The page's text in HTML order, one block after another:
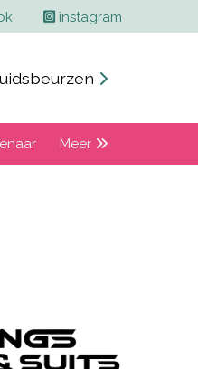
instagram
Meer